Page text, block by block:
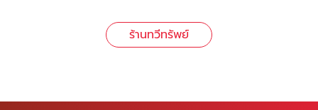
ร้านทวีทรัพย์